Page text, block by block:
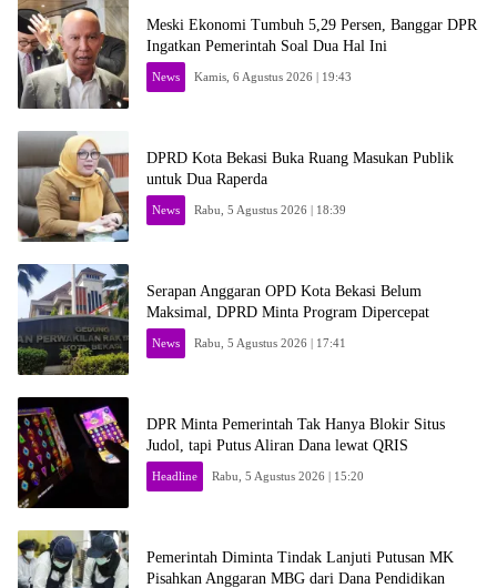
Meski Ekonomi Tumbuh 5,29 Persen, Banggar DPR
Ingatkan Pemerintah Soal Dua Hal Ini
News Kamis, 6 Agustus 2026 | 19:43
DPRD Kota Bekasi Buka Ruang Masukan Publik
untuk Dua Raperda
News Rabu, 5 Agustus 2026 | 18:39
Serapan Anggaran OPD Kota Bekasi Belum
Maksimal, DPRD Minta Program Dipercepat
News Rabu, 5 Agustus 2026 | 17:41
DPR Minta Pemerintah Tak Hanya Blokir Situs
Judol, tapi Putus Aliran Dana lewat QRIS
Headline Rabu, 5 Agustus 2026 | 15:20
Pemerintah Diminta Tindak Lanjuti Putusan MK
Pisahkan Anggaran MBG dari Dana Pendidikan